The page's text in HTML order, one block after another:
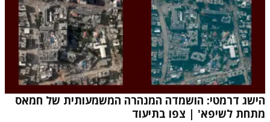
הישג דרמטי: הושמדה המנהרה המשמעותית של חמאס
מתחת לשיפא' | צפו בתיעוד